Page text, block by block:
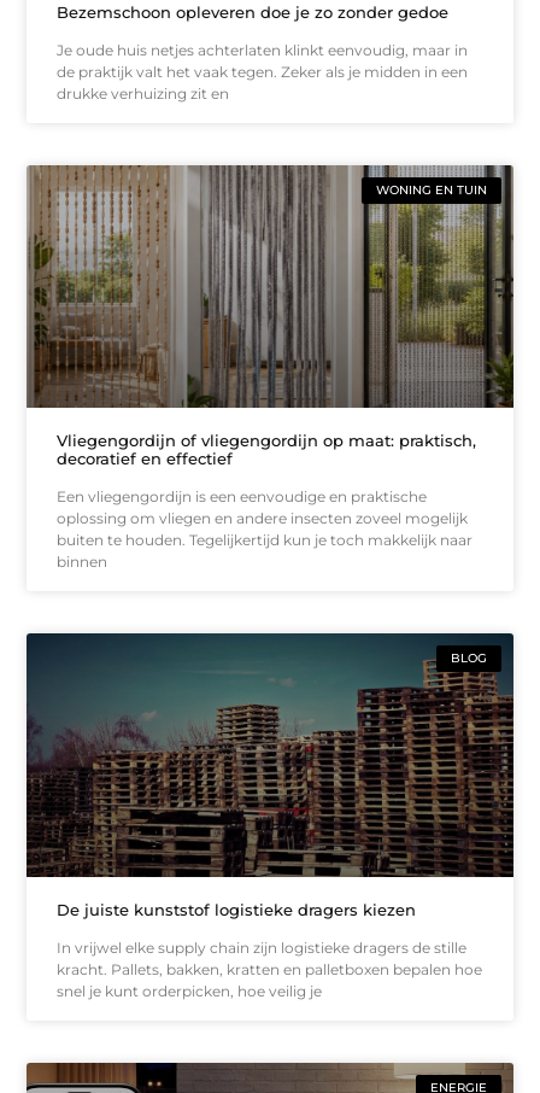
Bezemschoon opleveren doe je zo zonder gedoe
Je oude huis netjes achterlaten klinkt eenvoudig, maar in
de praktijk valt het vaak tegen. Zeker als je midden in een
drukke verhuizing zit en
WONING EN TUIN
Vliegengordijn of vliegengordijn op maat: praktisch,
decoratief en effectief
Een vliegengordijn is een eenvoudige en praktische
oplossing om vliegen en andere insecten zoveel mogelijk
buiten te houden. Tegelijkertijd kun je toch makkelijk naar
binnen
BLOG
De juiste kunststof logistieke dragers kiezen
In vrijwel elke supply chain zijn logistieke dragers de stille
kracht. Pallets, bakken, kratten en palletboxen bepalen hoe
snel je kunt orderpicken, hoe veilig je
ENERGIE